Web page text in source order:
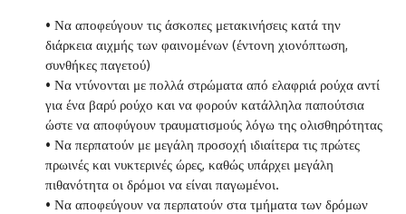
• Να αποφεύγουν τις άσκοπες μετακινήσεις κατά την
διάρκεια αιχμής των φαινομένων (έντονη χιονόπτωση,
συνθήκες παγετού)
• Να ντύνονται με πολλά στρώματα από ελαφριά ρούχα αντί
για ένα βαρύ ρούχο και να φορούν κατάλληλα παπούτσια
ώστε να αποφύγουν τραυματισμούς λόγω της ολισθηρότητας
• Να περπατούν με μεγάλη προσοχή ιδιαίτερα τις πρώτες
πρωινές και νυκτερινές ώρες, καθώς υπάρχει μεγάλη
πιθανότητα οι δρόμοι να είναι παγωμένοι.
• Να αποφεύγουν να περπατούν στα τμήματα των δρόμων